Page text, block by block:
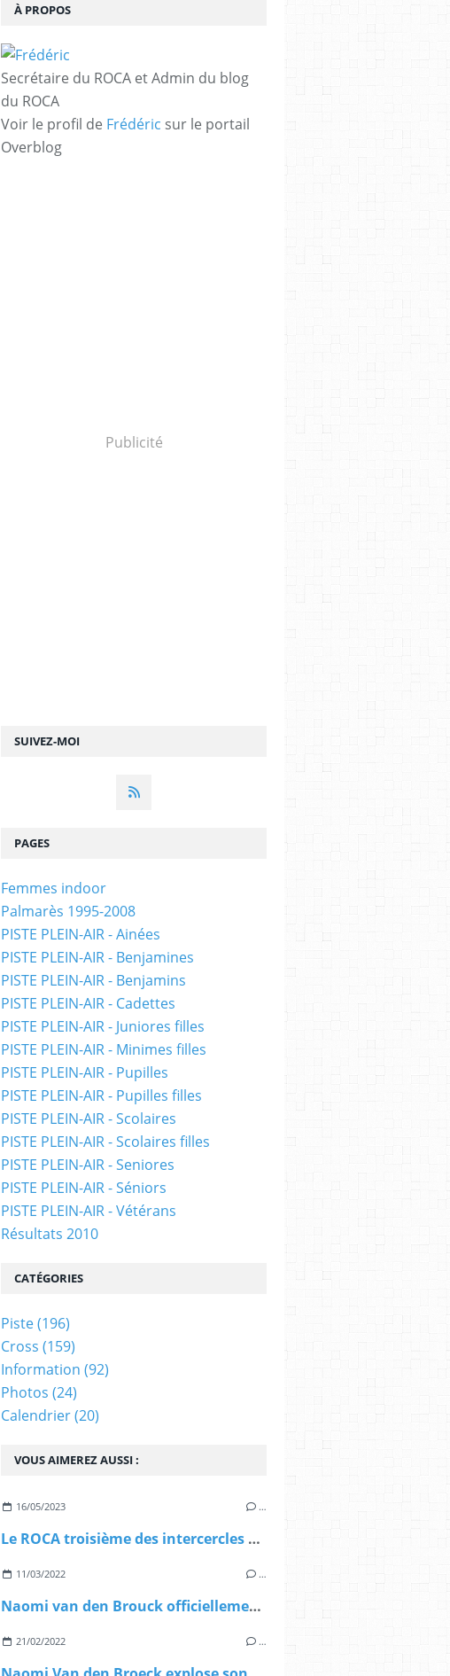
SUIVEZ-MOI
À PROPOS
Secrétaire du ROCA et Admin du blog
du ROCA
Voir le profil de Frédéric sur le portail
Overblog
Publicité
VOUS AIMEREZ AUSSI :
16/05/2023 …
Le ROCA troisième des intercercles nouvelles formule
11/03/2022 …
Naomi van den Brouck officiellement sélectionnée pour les mondiaux de Belgrade
21/02/2022 …
PAGES
Femmes indoor
Palmarès 1995-2008
PISTE PLEIN-AIR - Ainées
PISTE PLEIN-AIR - Benjamines
PISTE PLEIN-AIR - Benjamins
PISTE PLEIN-AIR - Cadettes
PISTE PLEIN-AIR - Juniores filles
PISTE PLEIN-AIR - Minimes filles
PISTE PLEIN-AIR - Pupilles
PISTE PLEIN-AIR - Pupilles filles
PISTE PLEIN-AIR - Scolaires
PISTE PLEIN-AIR - Scolaires filles
PISTE PLEIN-AIR - Seniores
PISTE PLEIN-AIR - Séniors
PISTE PLEIN-AIR - Vétérans
Résultats 2010
CATÉGORIES
Piste(196)
Cross (159)
Information (92)
Photos (24)
Calendrier(20)